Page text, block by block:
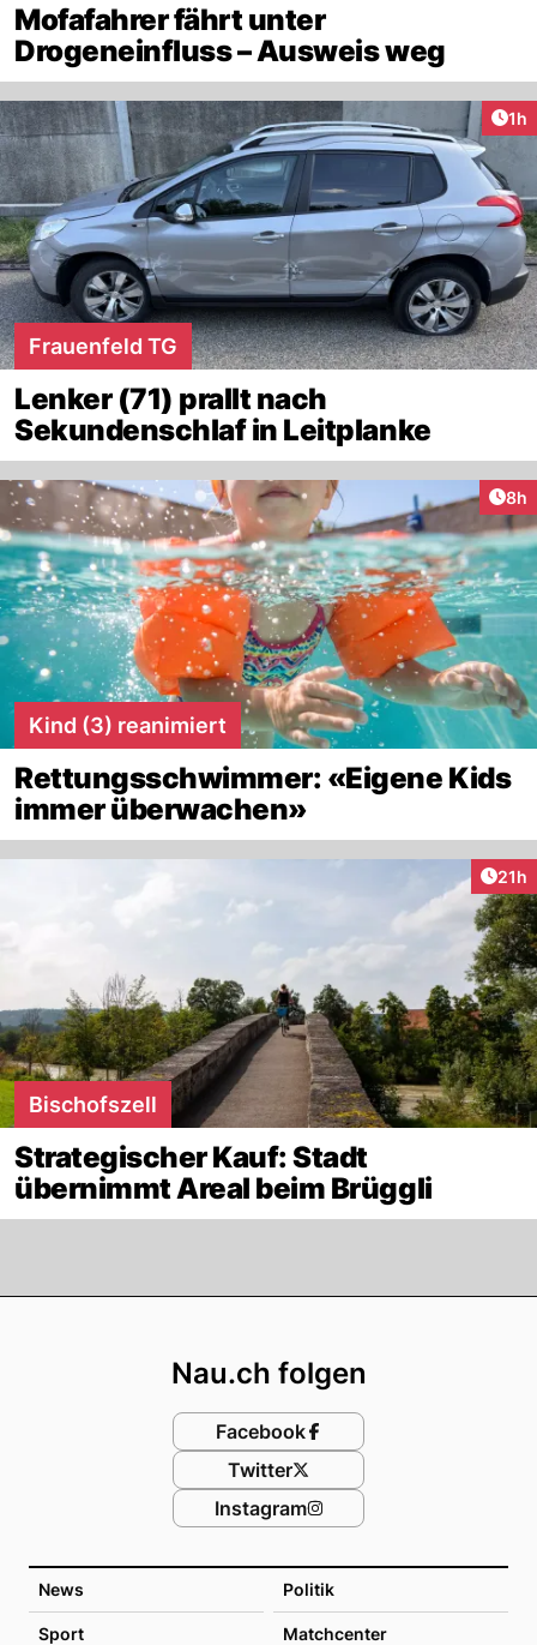
Mofafahrer fährt unter
Drogeneinfluss – Ausweis weg
1h
Frauenfeld TG
Lenker (71) prallt nach
Sekundenschlaf in Leitplanke
8h
Kind (3) reanimiert
Rettungsschwimmer: «Eigene Kids
immer überwachen»
21h
Bischofszell
Strategischer Kauf: Stadt
übernimmt Areal beim Brüggli
News Politik
Sport Matchcenter
Nau.ch folgen
Facebook
Twitter
Instagram